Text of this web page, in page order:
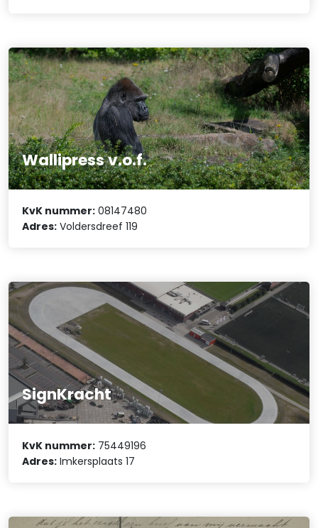
Wallipress v.o.f.
KvK nummer: 08147480
Adres: Voldersdreef 119
SignKracht
KvK nummer: 75449196
Adres: Imkersplaats 17